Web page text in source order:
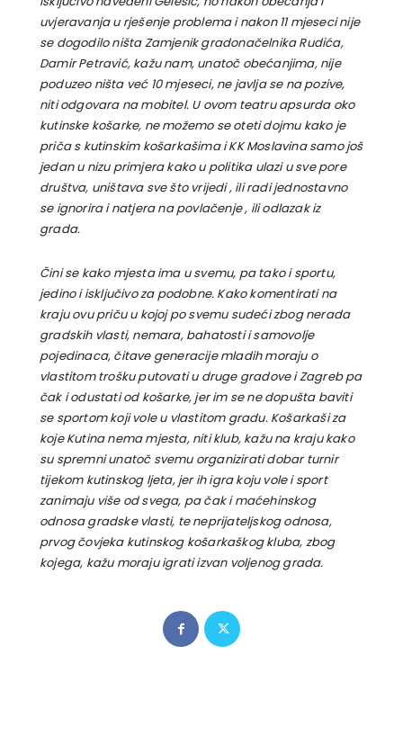
uvjeravanja u rješenje problema i nakon 11 mjeseci nije
se dogodilo ništa Zamjenik gradonačelnika Rudića,
Damir Petravić, kažu nam, unatoč obećanjima, nije
poduzeo ništa već 10 mjeseci, ne javlja se na pozive,
niti odgovara na mobitel. U ovom teatru apsurda oko
kutinske košarke, ne možemo se oteti dojmu kako je
priča s kutinskim košarkašima i KK Moslavina samo još
jedan u nizu primjera kako u politika ulazi u sve pore
društva, uništava sve što vrijedi , ili radi jednostavno
se ignorira i natjera na povlačenje , ili odlazak iz
grada.
Čini se kako mjesta ima u svemu, pa tako i sportu,
jedino i isključivo za podobne. Kako komentirati na
kraju ovu priču u kojoj po svemu sudeći zbog nerada
gradskih vlasti, nemara, bahatosti i samovolje
pojedinaca, čitave generacije mladih moraju o
vlastitom trošku putovati u druge gradove i Zagreb pa
čak i odustati od košarke, jer im se ne dopušta baviti
se sportom koji vole u vlastitom gradu. Košarkaši za
koje Kutina nema mjesta, niti klub, kažu na kraju kako
su spremni unatoč svemu organizirati dobar turnir
tijekom kutinskog ljeta, jer ih igra koju vole i sport
zanimaju više od svega, pa čak i maćehinskog
odnosa gradske vlasti, te neprijateljskog odnosa,
prvog čovjeka kutinskog košarkaškog kluba, zbog
kojega, kažu moraju igrati izvan voljenog grada.